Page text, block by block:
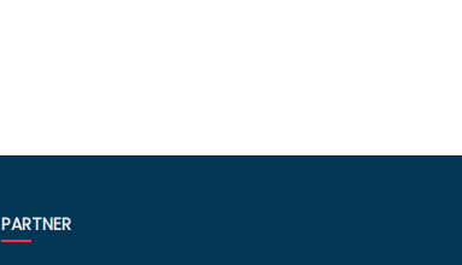
PARTNER